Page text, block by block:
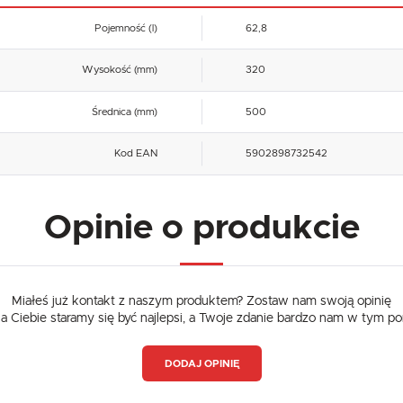
Pojemność (l) 62,8
Wysokość (mm) 320
Średnica (mm) 500
Kod EAN 5902898732542
Opinie o produkcie
Miałeś już kontakt z naszym produktem? Zostaw nam swoją opinię
Ciebie staramy się być najlepsi, a Twoje zdanie bardzo nam w tym
DODAJ OPINIĘ